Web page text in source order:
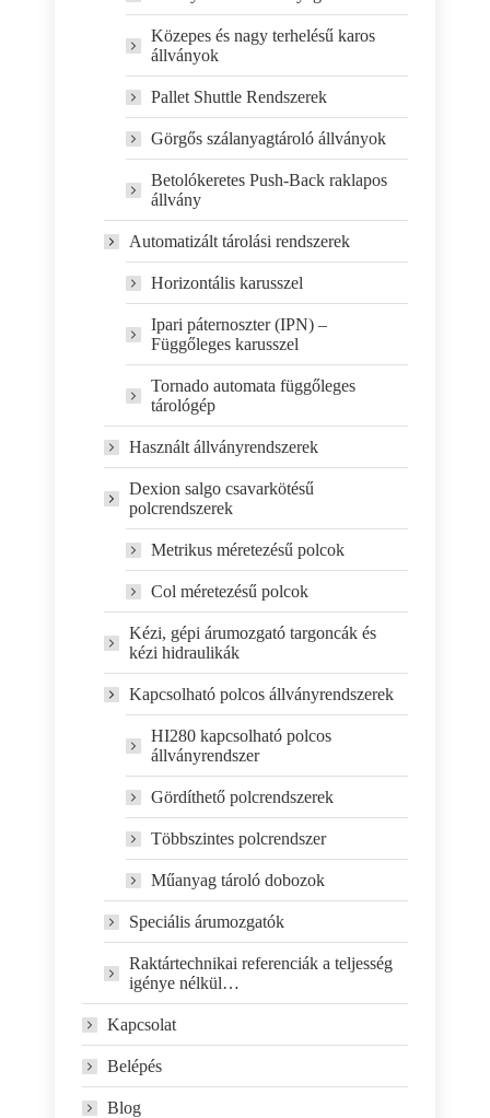
Közepes és nagy terhelésű karos
állványok
Pallet Shuttle Rendszerek
Görgős szálanyagtároló állványok
Betolókeretes Push-Back raklapos
állvány
Automatizált tárolási rendszerek
Horizontális karusszel
Ipari páternoszter (IPN) –
Függőleges karusszel
Tornado automata függőleges
tárológép
Használt állványrendszerek
Dexion salgo csavarkötésű
polcrendszerek
Metrikus méretezésű polcok
Col méretezésű polcok
Kézi, gépi árumozgató targoncák és
kézi hidraulikák
Kapcsolható polcos állványrendszerek
HI280 kapcsolható polcos
állványrendszer
Gördíthető polcrendszerek
Többszintes polcrendszer
Műanyag tároló dobozok
Speciális árumozgatók
Raktártechnikai referenciák a teljesség
igénye nélkül…
Kapcsolat
Belépés
Blog